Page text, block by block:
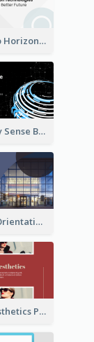
Welcome to Horizon Technologies- Innovating for a Better Future
Technology Sense Business Report
Freshman Orientation Week Presentation
Fashion Aesthetics Presentation